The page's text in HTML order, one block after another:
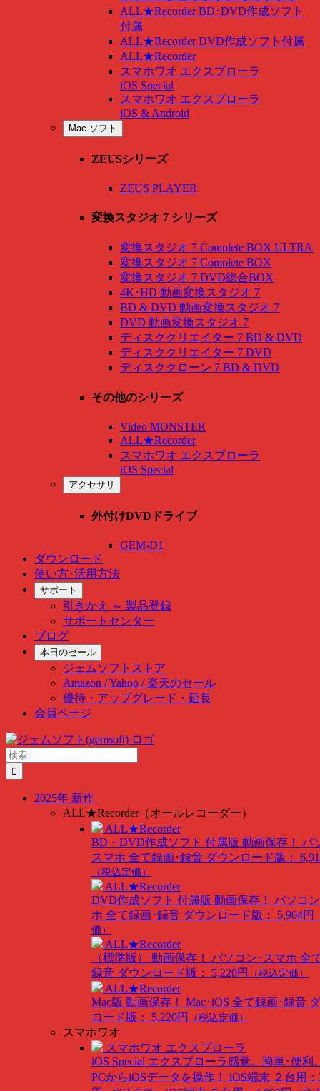
ALL★Recorder BD･DVD作成ソフト
付属
ALL★Recorder DVD作成ソフト付属
ALL★Recorder
スマホワオ エクスプローラ
iOS Special
スマホワオ エクスプローラ
iOS & Android
Mac ソフト
ZEUSシリーズ
ZEUS PLAYER
変換スタジオ 7 シリーズ
変換スタジオ 7 Complete BOX ULTRA
変換スタジオ 7 Complete BOX
変換スタジオ 7 DVD総合BOX
4K･HD 動画変換スタジオ 7
BD & DVD 動画変換スタジオ 7
DVD 動画変換スタジオ 7
ディスククリエイター 7 BD & DVD
ディスククリエイター 7 DVD
ディスククローン 7 BD & DVD
その他のシリーズ
Video MONSTER
ALL★Recorder
スマホワオ エクスプローラ
iOS Special
アクセサリ
外付けDVDドライブ
GEM-D1
ダウンロード
使い方･活用方法
サポート
引きかえ ～ 製品登録
サポートセンター
ブログ
本日のセール
ジェムソフトストア
Amazon / Yahoo / 楽天のセール
優待・アップグレード・延長
会員ページ
Skip
to
content
検
索
…
2025年 新作
ALL★Recorder（オールレコーダー）
ALL★Recorder
BD・DVD作成ソフト 付属版 動画保存！ パ
スマホ 全て録画･録音 ダウンロード版：
（税込定価）
ALL★Recorder
DVD作成ソフト 付属版 動画保存！ パソコ
ホ 全て録画･録音 ダウンロード版： 5,904円
価）
ALL★Recorder
（標準版） 動画保存！ パソコン･スマホ 全
録音 ダウンロード版： 5,220円 （税込定価）
ALL★Recorder
Mac版 動画保存！ Mac･iOS 全て録画･録音
ロード版： 5,220円
（税込定価）
スマホワオ
スマホワオ エクスプローラ
iOS Special エクスプローラ感覚。簡単･便利
PCからiOSデータを操作！ iOS端末 ２台用：